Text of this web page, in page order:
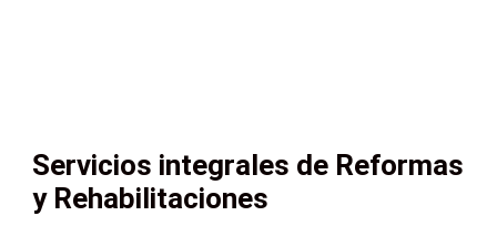
Servicios integrales de Reformas
y Rehabilitaciones